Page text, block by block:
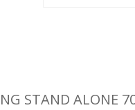
STAND ALONE